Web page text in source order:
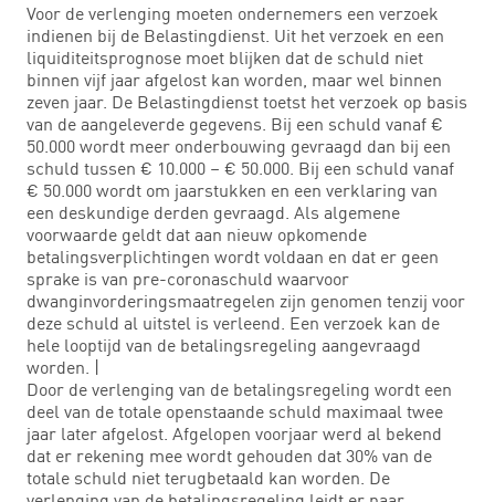
Voor de verlenging moeten ondernemers een verzoek
indienen bij de Belastingdienst. Uit het verzoek en een
liquiditeitsprognose moet blijken dat de schuld niet
binnen vijf jaar afgelost kan worden, maar wel binnen
zeven jaar. De Belastingdienst toetst het verzoek op basis
van de aangeleverde gegevens. Bij een schuld vanaf €
50.000 wordt meer onderbouwing gevraagd dan bij een
schuld tussen € 10.000 – € 50.000. Bij een schuld vanaf
€ 50.000 wordt om jaarstukken en een verklaring van
een deskundige derden gevraagd. Als algemene
voorwaarde geldt dat aan nieuw opkomende
betalingsverplichtingen wordt voldaan en dat er geen
sprake is van pre-coronaschuld waarvoor
dwanginvorderingsmaatregelen zijn genomen tenzij voor
deze schuld al uitstel is verleend. Een verzoek kan de
hele looptijd van de betalingsregeling aangevraagd
worden. |
Door de verlenging van de betalingsregeling wordt een
deel van de totale openstaande schuld maximaal twee
jaar later afgelost. Afgelopen voorjaar werd al bekend
dat er rekening mee wordt gehouden dat 30% van de
totale schuld niet terugbetaald kan worden. De